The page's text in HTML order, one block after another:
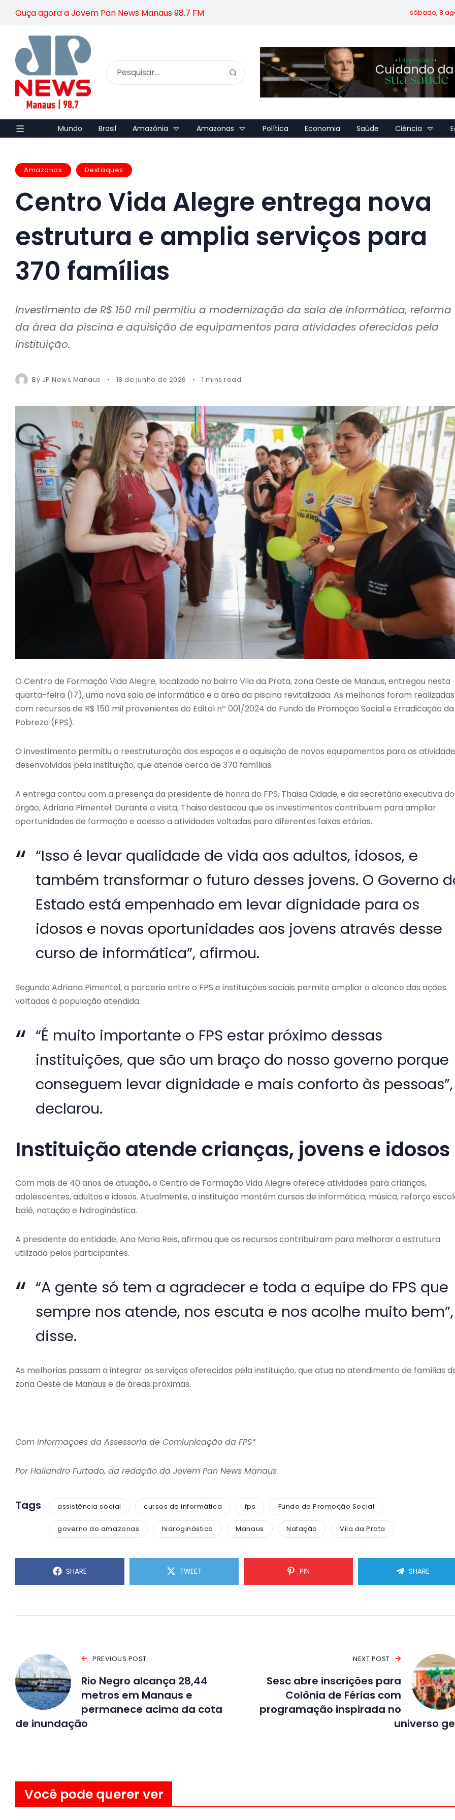
Ouça agora a Jovem Pan News Manaus 98.7 FM sábado, 8
Mundo Brasil Amazônia Amazonas Política Economia Saúde Ciência
Amazonas Destaques
Centro Vida Alegre entrega nova
estrutura e amplia serviços para
370 famílias
Investimento de R$ 150 mil permitiu a modernização da sala de informática, reforma
da área da piscina e aquisição de equipamentos para atividades oferecidas pela
instituição.
By JP News Manaus 18 de junho de 2026 1 mins read
O Centro de Formação Vida Alegre, localizado no bairro Vila da Prata, zona Oeste de Manaus, entregou nesta
quarta-feira (17), uma nova sala de informática e a área da piscina revitalizada. As melhorias foram realizadas
com recursos de R$ 150 mil provenientes do Edital nº 001/2024 do Fundo de Promoção Social e Erradicação da
Pobreza (FPS).
O investimento permitiu a reestruturação dos espaços e a aquisição de novos equipamentos para as
desenvolvidas pela instituição, que atende cerca de 370 famílias.
A entrega contou com a presença da presidente de honra do FPS, Thaisa Cidade, e da secretária executiva do
órgão, Adriana Pimentel. Durante a visita, Thaisa destacou que os investimentos contribuem para ampliar
oportunidades de formação e acesso a atividades voltadas para diferentes faixas etárias.
“Isso é levar qualidade de vida aos adultos, idosos, e
também transformar o futuro desses jovens. O Governo
Estado está empenhado em levar dignidade para os
idosos e novas oportunidades aos jovens através desse
curso de informática”, afirmou.
Segundo Adriana Pimentel, a parceria entre o FPS e instituições sociais permite ampliar o alcance das ações
voltadas à população atendida.
“É muito importante o FPS estar próximo dessas
instituições, que são um braço do nosso governo porque
conseguem levar dignidade e mais conforto às pessoas”,
declarou.
Instituição atende crianças, jovens e idosos
Com mais de 40 anos de atuação, o Centro de Formação Vida Alegre oferece atividades para crianças,
adolescentes, adultos e idosos. Atualmente, a instituição mantém cursos de informática, música, reforço
balé, natação e hidroginástica.
A presidente da entidade, Ana Maria Reis, afirmou que os recursos contribuíram para melhorar a estrutura
utilizada pelos participantes.
“A gente só tem a agradecer e toda a equipe do FPS que
sempre nos atende, nos escuta e nos acolhe muito bem”,
disse.
As melhorias passam a integrar os serviços oferecidos pela instituição, que atua no atendimento de famílias
zona Oeste de Manaus e de áreas próximas.
Com informaçoes da Assessoria de Comiunicação da FPS*
Por Haliandro Furtado, da redação da Jovem Pan News Manaus
Tags assistência social cursos de informática fps Fundo de Promoção Social
governo do amazonas hidroginástica Manaus Natação Vila da Prata
SHARE TWEET PIN SHARE
PREVIOUS POST
Rio Negro alcança 28,44
metros em Manaus e
permanece acima da cota
de inundação
NEXT POST
Sesc abre inscrições para
Colônia de Férias com
programação inspirada no
universo
Você pode querer ver